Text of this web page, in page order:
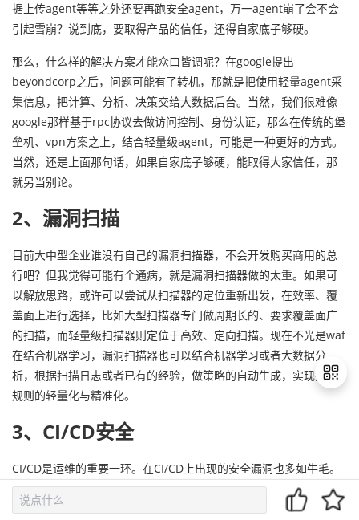
据上传agent等等之外还要再跑安全agent，万一agent崩了会不会
引起雪崩？说到底，要取得产品的信任，还得自家底子够硬。
那么，什么样的解决方案才能众口皆调呢？在google提出
beyondcorp之后，问题可能有了转机，那就是把使用轻量agent采
集信息，把计算、分析、决策交给大数据后台。当然，我们很难像
google那样基于rpc协议去做访问控制、身份认证，那么在传统的堡
垒机、vpn方案之上，结合轻量级agent，可能是一种更好的方式。
当然，还是上面那句话，如果自家底子够硬，能取得大家信任，那
就另当别论。
2、漏洞扫描
目前大中型企业谁没有自己的漏洞扫描器，不会开发购买商用的总
行吧？但我觉得可能有个通病，就是漏洞扫描器做的太重。如果可
以解放思路，或许可以尝试从扫描器的定位重新出发，在效率、覆
盖面上进行选择，比如大型扫描器专门做周期长的、要求覆盖面广
的扫描，而轻量级扫描器则定位于高效、定向扫描。现在不光是waf
在结合机器学习，漏洞扫描器也可以结合机器学习或者大数据分
析，根据扫描日志或者已有的经验，做策略的自动生成，实现扫描
规则的轻量化与精准化。
3、CI/CD安全
CI/CD是运维的重要一环。在CI/CD上出现的安全漏洞也多如牛毛。
下面我们从如何安全的发布和应用部署来讨论。